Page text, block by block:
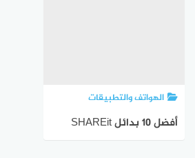
الهواتف والتطبيقات
أفضل 10 بدائل SHAREit